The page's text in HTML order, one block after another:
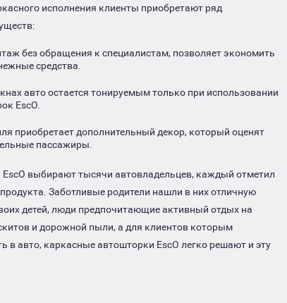
исполнения клиенты приобретают ряд
без обращения к специалистам, позволяет экономить
средства.
авто остается тонируемым только при использовании
EscO.
приобретает дополнительный декор, который оценят
пассажиры.
выбирают тысячи автовладельцев, каждый отметил
Заботливые родители нашли в них отличную
детей, люди предпочитающие активный отдых на
и дорожной пыли, а для клиентов которым
в авто, каркасные автошторки EscO легко решают и эту